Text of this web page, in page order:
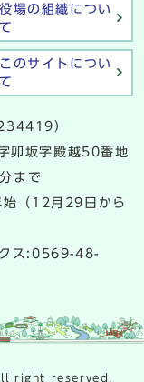
役場の組織につい
て
このサイトについ
て
）
卯坂字殿越50番地
まで
始（12月29日から
ス:0569-48-
right reserved.